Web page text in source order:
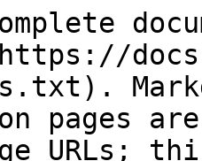
pages
URLs;